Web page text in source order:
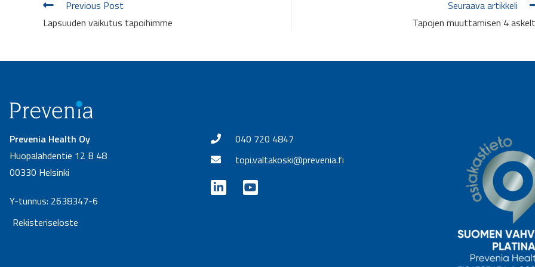
Previous Post
Lapsuuden vaikutus tapoihimme
Seuraava artikkeli
Tapojen muuttamisen 4
Prevenia Health Oy
Huopalahdentie 12 B 48
00330 Helsinki
Y-tunnus: 2638347-6
Rekisteriseloste
040 720 4847
topi.valtakoski@prevenia.fi